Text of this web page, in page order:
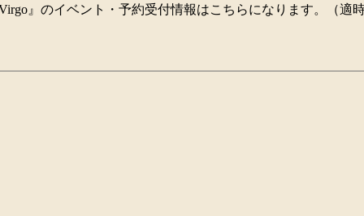
』のイベント・予約受付情報はこちらになります。（適時